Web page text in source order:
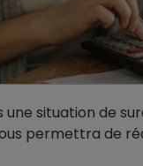
situation de
permettra de